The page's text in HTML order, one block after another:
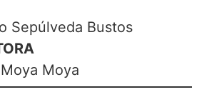
Sepúlveda Bustos
Moya